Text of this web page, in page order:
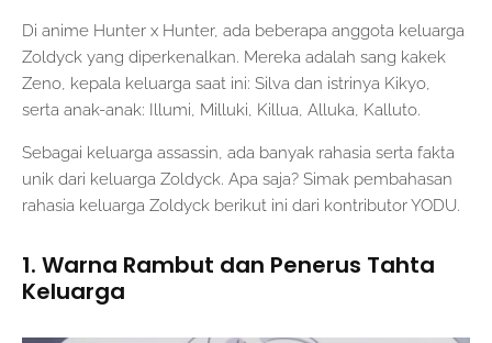
Di anime Hunter x Hunter, ada beberapa anggota keluarga
Zoldyck yang diperkenalkan. Mereka adalah sang kakek
Zeno, kepala keluarga saat ini: Silva dan istrinya Kikyo,
serta anak-anak: Illumi, Milluki, Killua, Alluka, Kalluto.
Sebagai keluarga assassin, ada banyak rahasia serta fakta
unik dari keluarga Zoldyck. Apa saja? Simak pembahasan
rahasia keluarga Zoldyck berikut ini dari kontributor YODU.
1. Warna Rambut dan Penerus Tahta
Keluarga